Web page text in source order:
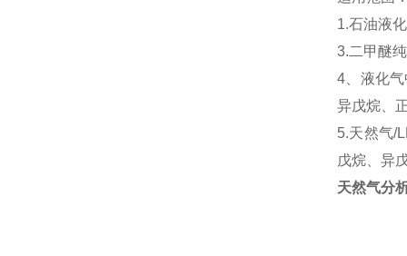
1.石油液
3.二甲醚
4、液化
异戊烷、
5.天然气/
戊烷、异
天然气分